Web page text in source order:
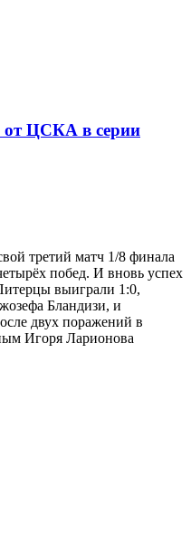
от ЦСКА в серии
третий матч 1/8 финала
побед. И вновь успех
выиграли 1:0,
Бландизи, и
двух поражений в
Игоря Ларионова